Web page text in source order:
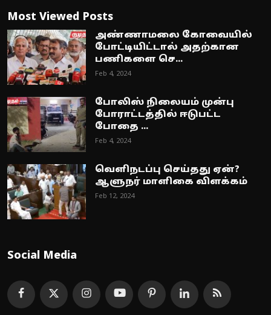
Most Viewed Posts
அண்ணாமலை கோவையில்
போட்டியிட்டால் அதற்கான
பணிகளை செ...
Feb 4, 2024
போலிஸ் நிலையம் முன்பு
போராட்டத்தில் ஈடுபட்ட
போதை ...
Feb 4, 2024
வெளிநடப்பு செய்தது ஏன்?
ஆளுநர் மாளிகை விளக்கம்
Feb 12, 2024
Social Media